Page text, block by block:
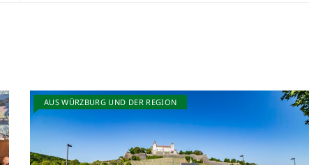
AUS WÜRZBURG UND DER REGION